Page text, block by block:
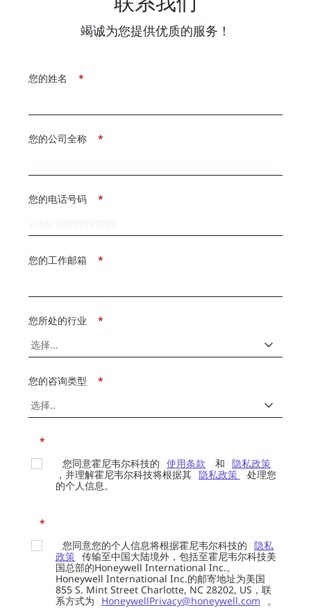
竭诚为您提供优质的服务！
*
您的姓名
*
您的公司全称
*
您的电话号码
*
您的工作邮箱
*
您所处的行业
*
您的咨询类型
*
您同意霍尼韦尔科技的 使用条款 和 隐私政策
，并理解霍尼韦尔科技将根据其 隐私政策
处理您
的个人信息。
*
您同意您的个人信息将根据霍尼韦尔科技的 隐私
政策 传输至中国大陆境外，包括至霍尼韦尔科技美
国总部的Honeywell International Inc.。
Honeywell International Inc.的邮寄地址为美国
855 S. Mint Street Charlotte, NC 28202, US，联
系方式为
HoneywellPrivacy@honeywell.com
。